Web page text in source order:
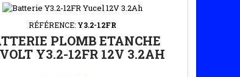
RÉFÉRENCE: Y3.2-12FR
PLOMB ETANCHE
Y3.2-12FR 12V 3.2AH